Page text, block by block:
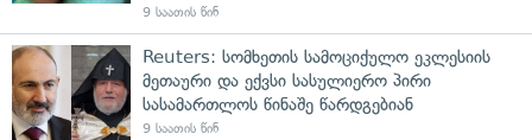
9 საათის წინ
Reuters: სომხეთის სამოციქულო ეკლესიის
მეთაური და ექვსი სასულიერო პირი
სასამართლოს წინაშე წარდგებიან
9 საათის წინ